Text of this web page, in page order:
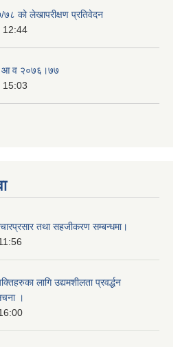
७८ को लेखापरीक्षण प्रतिवेदन
12:44
आ व २०७६।७७
15:03
तथा सहजीकरण सम्बन्धमा।
लागि उद्यमशीलता प्रवर्द्धन
।